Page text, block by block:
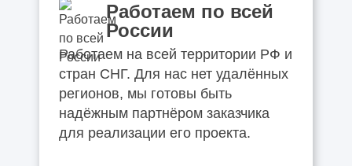
Работаем по всей
России
Работаем на всей территории РФ и
стран СНГ. Для нас нет удалённых
регионов, мы готовы быть
надёжным партнёром заказчика
для реализации его проекта.